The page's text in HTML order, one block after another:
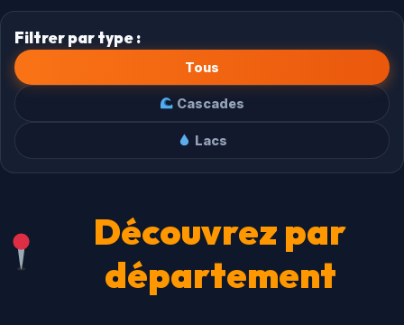
Filtrer par type :
Tous
Cascades
Lacs
Découvrez par
département